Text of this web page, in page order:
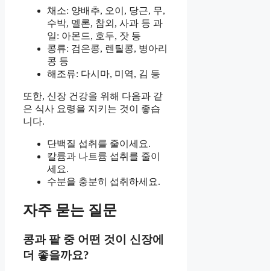
채소: 양배추, 오이, 당근, 무,
수박, 멜론, 참외, 사과 등 과
일: 아몬드, 호두, 잣 등
콩류: 검은콩, 렌틸콩, 병아리
콩 등
해조류: 다시마, 미역, 김 등
또한, 신장 건강을 위해 다음과 같
은 식사 요령을 지키는 것이 좋습
니다.
단백질 섭취를 줄이세요.
칼륨과 나트륨 섭취를 줄이
세요.
수분을 충분히 섭취하세요.
자주 묻는 질문
콩과 팥 중 어떤 것이 신장에
더 좋을까요?